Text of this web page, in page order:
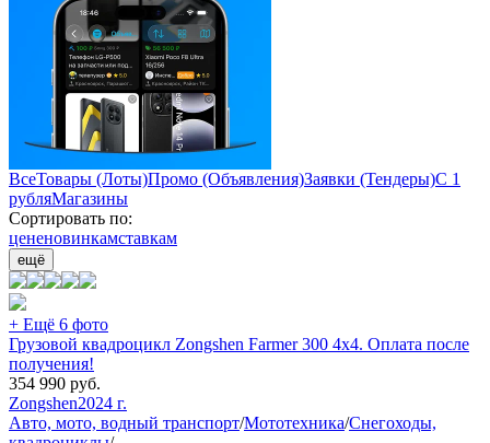
ВсеТовары (Лоты)Промо (Объявления)Заявки (Тендеры)С 1
рубляМагазины
Сортировать по:
цененовинкамставкам
ещё
+ Ещё 6 фото
Грузовой квадроцикл Zongshen Farmer 300 4х4. Оплата после
получения!
354 990 руб.
Zongshen2024 г.
Авто, мото, водный транспорт/Мототехника/Снегоходы,